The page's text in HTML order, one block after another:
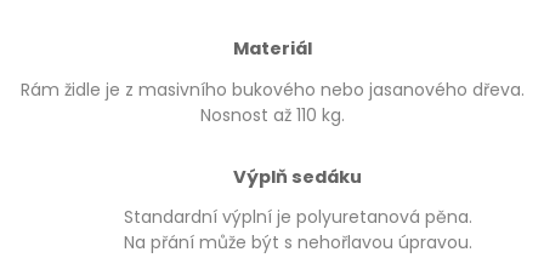
Materiál
Rám židle je z masivního bukového nebo jasanového dřeva.
Nosnost až 110 kg.
Výplň sedáku
Standardní výplní je polyuretanová pěna.
Na přání může být s nehořlavou úpravou.